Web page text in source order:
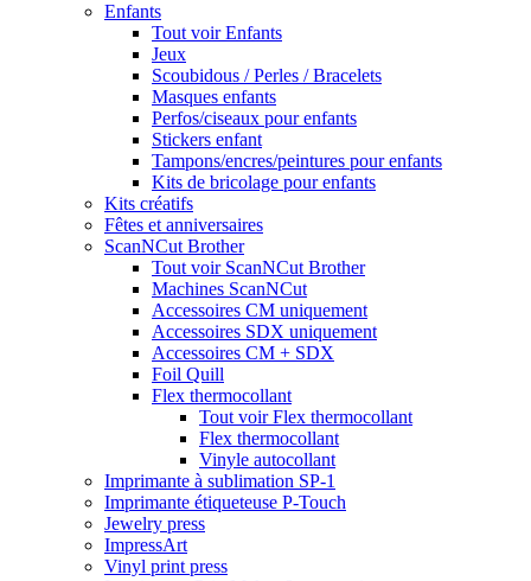
Enfants
Tout voir Enfants
Jeux
Scoubidous / Perles / Bracelets
Masques enfants
Perfos/ciseaux pour enfants
Stickers enfant
Tampons/encres/peintures pour enfants
Kits de bricolage pour enfants
Kits créatifs
Fêtes et anniversaires
ScanNCut Brother
Tout voir ScanNCut Brother
Machines ScanNCut
Accessoires CM uniquement
Accessoires SDX uniquement
Accessoires CM + SDX
Foil Quill
Flex thermocollant
Tout voir Flex thermocollant
Flex thermocollant
Vinyle autocollant
Imprimante à sublimation SP-1
Imprimante étiqueteuse P-Touch
Jewelry press
ImpressArt
Vinyl print press